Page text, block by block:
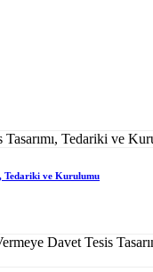
Tedariki ve Kurulumu